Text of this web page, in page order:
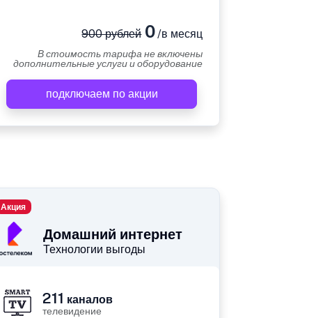
900 рублей0/в месяц
В стоимость тарифа не включены
дополнительные услуги и оборудование
подключаем по акции
Домашний интернет
Технологии выгоды
Акция
211 каналов
телевидение